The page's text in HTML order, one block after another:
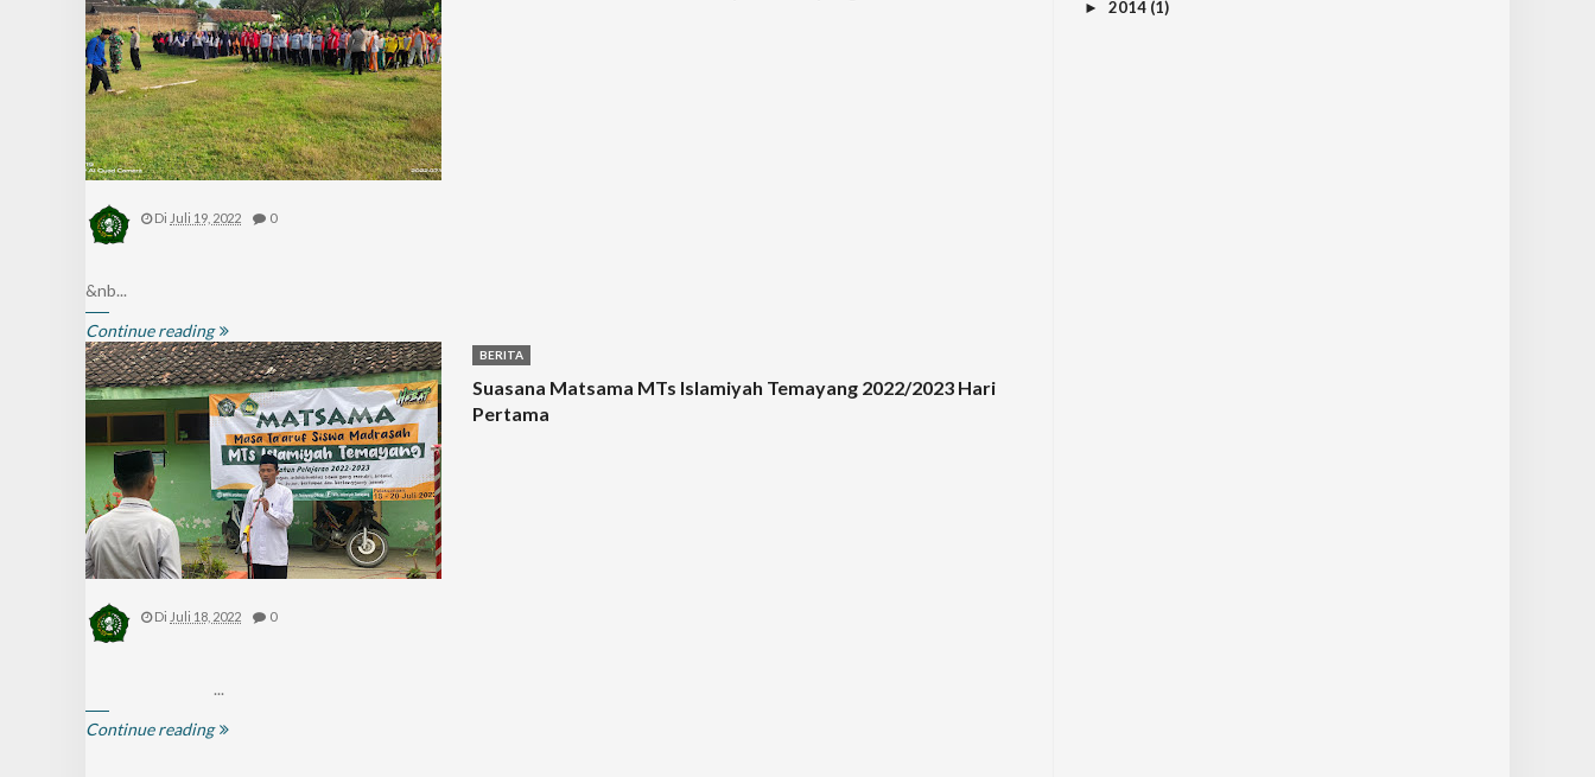
Di Juli 19, 2022 0
&nb...
Continue reading
BERITA
Suasana Matsama MTs Islamiyah Temayang 2022/2023 Hari
Pertama
Di Juli 18, 2022 0
...
Continue reading
► 2014 (1)